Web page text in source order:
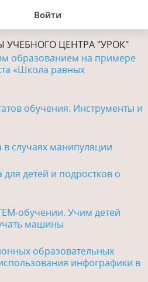
Войти
ЦЕНТРА "УРОК"
образованием на примере
«Школа равных
обучения. Инструменты и
случаях манипуляции
детей и подростков о
обучении. Учим детей
машины
образовательных
инфографики в